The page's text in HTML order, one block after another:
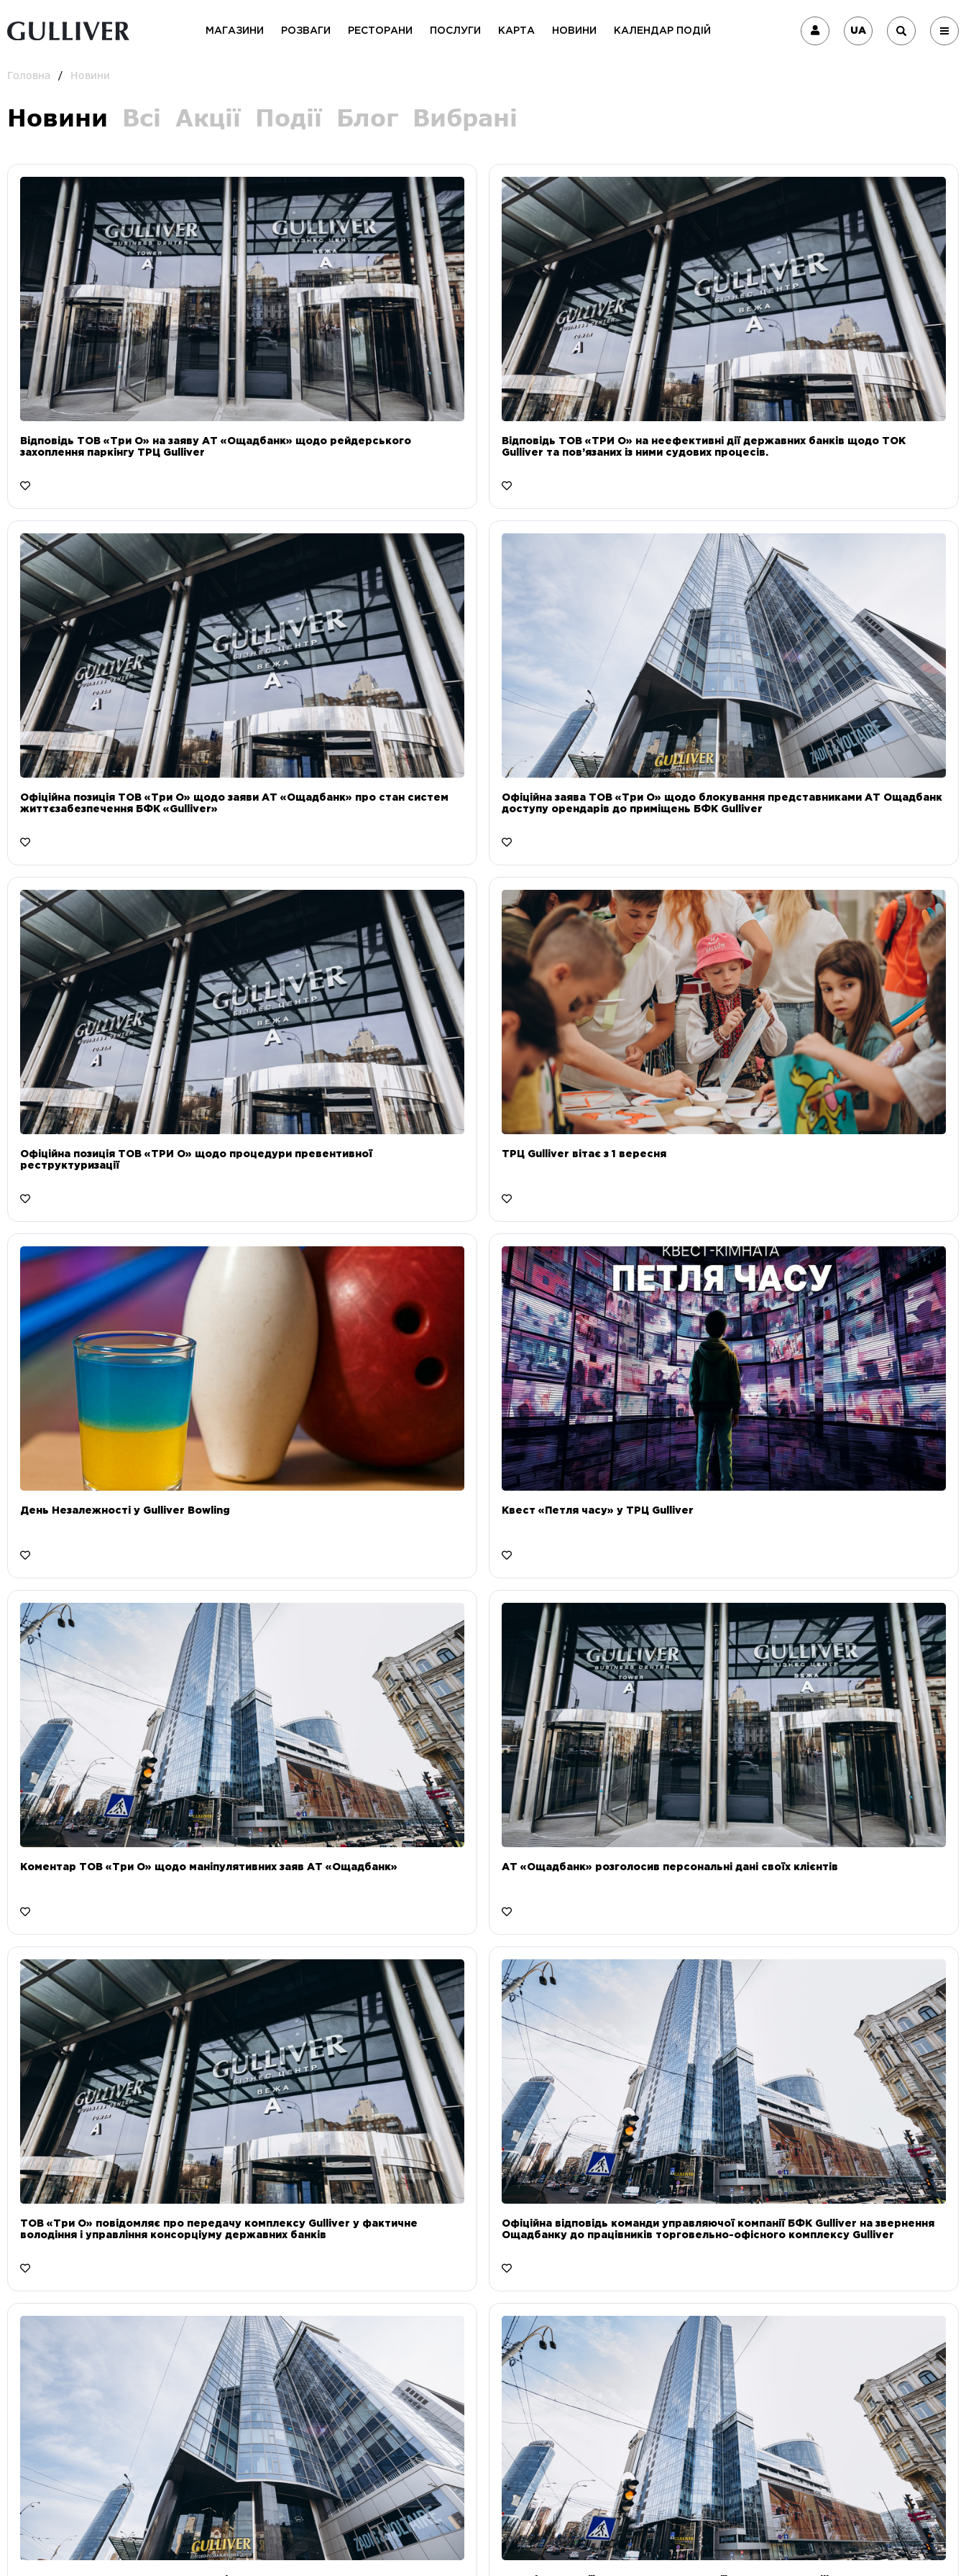
МАГАЗИНИ РОЗВАГИ РЕСТОРАНИ ПОСЛУГИ КАРТА НОВИНИ КАЛЕНДАР ПОДІЙ UA
Головна Новини
Новини Всі Акції Події Блог Вибрані
Відповідь ТОВ «Три О» на заяву АТ «Ощадбанк» щодо рейдерського
захоплення паркінгу ТРЦ Gulliver
Відповідь ТОВ «ТРИ О» на неефективні дії державних банків щодо ТОК
Gulliver та пов’язаних із ними судових процесів.
Офіційна позиція ТОВ «Три О» щодо заяви АТ «Ощадбанк» про стан систем
життєзабезпечення БФК «Gulliver»
Офіційна заява ТОВ «Три О» щодо блокування представниками АТ Ощадбанк
доступу орендарів до приміщень БФК Gulliver
Офіційна позиція ТОВ «ТРИ О» щодо процедури превентивної
реструктуризації
ТРЦ Gulliver вітає з 1 вересня
День Незалежності у Gulliver Bowling Квест «Петля часу» у ТРЦ Gulliver
Коментар ТОВ «Три О» щодо маніпулятивних заяв АТ «Ощадбанк» АТ «Ощадбанк» розголосив персональні дані своїх клієнтів
ТОВ «Три О» повідомляє про передачу комплексу Gulliver у фактичне
володіння і управління консорціуму державних банків
Офіційна відповідь команди управляючої компанії БФК Gulliver на звернення
Ощадбанку до працівників торговельно-офісного комплексу Gulliver